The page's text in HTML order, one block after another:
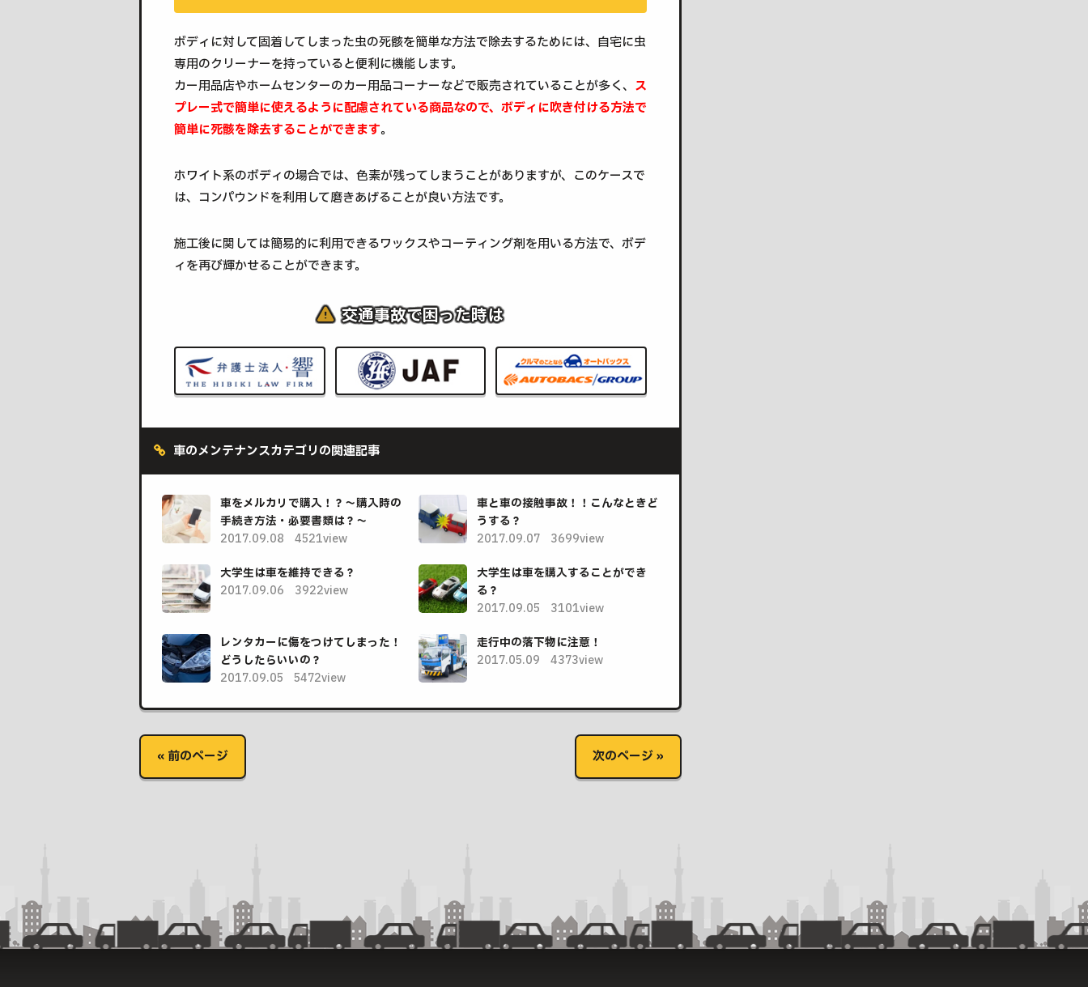
ボディに対して固着してしまった虫の死骸を簡単な方法で除去するためには、自宅に虫
専用のクリーナーを持っていると便利に機能します。
カー用品店やホームセンターのカー用品コーナーなどで販売されていることが多く、 ス
プレー式で簡単に使えるように配慮されている商品なので、ボディに吹き付ける方法で
簡単に死骸を除去することができます。
ホワイト系のボディの場合では、色素が残ってしまうことがありますが、このケースで
は、コンパウンドを利用して磨きあげることが良い方法です。
施工後に関しては簡易的に利用できるワックスやコーティング剤を用いる方法で、ボデ
ィを再び輝かせることができます。
交通事故で困った時は
車のメンテナンスカテゴリの関連記事
車をメルカリで購入！？～購入時の
手続き方法・必要書類は？～
2017.09.08
4521view
車と車の接触事故！！こんなときど
うする？
2017.09.07
3699view
大学生は車を維持できる？
2017.09.06
3922view
大学生は車を購入することができ
る？
2017.09.05
3101view
レンタカーに傷をつけてしまった！
どうしたらいいの？
2017.09.05
5472view
走行中の落下物に注意！
2017.05.09
4373view
« 前のページ 次のページ »